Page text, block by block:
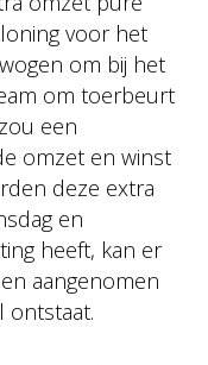
voor het
om bij het
om toerbeurt
een
omzet en winst
deze extra
en
heeft, kan er
aangenomen
ontstaat.